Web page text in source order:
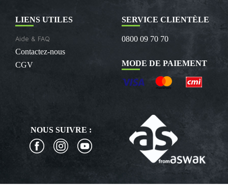
LIENS UTILES
Aide & FAQ
Contactez-nous
CGV
SERVICE CLIENTÈLE
0800 09 70 70
MODE DE PAIEMENT
NOUS SUIVRE :